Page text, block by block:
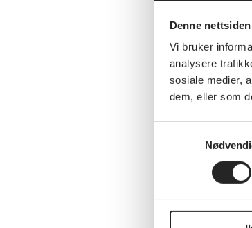
Denne
Vi bruker
analysere
sosiale medier,
dem, eller som